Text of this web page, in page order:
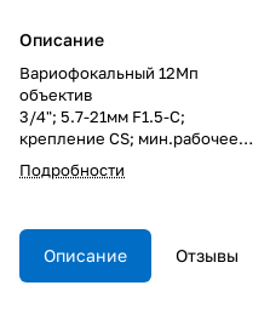
Описание
Вариофокальный 12Мп
объектив
3/4"; 5.7-21мм F1.5-С;
крепление CS; мин.рабочее
расстояние 0.3м; АРД DC; ИК-
коррекция; угол обзора гор.
Ф66.6х99.98мм; -20 °C ~ 60 °C;
вес 524.4гр.
Подробности
Описание Отзывы